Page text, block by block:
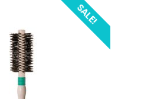
SALE!